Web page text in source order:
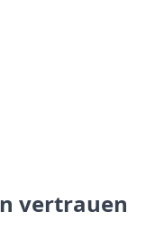
vertrauen